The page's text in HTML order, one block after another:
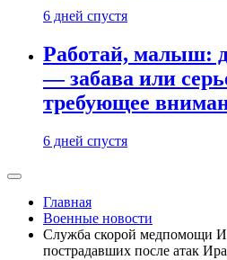
6 дней спустя
Работай, малыш:
— забава или
требующее
6 дней спустя
Главная
Военные новости
Служба скорой медпомощи
пострадавших после атак